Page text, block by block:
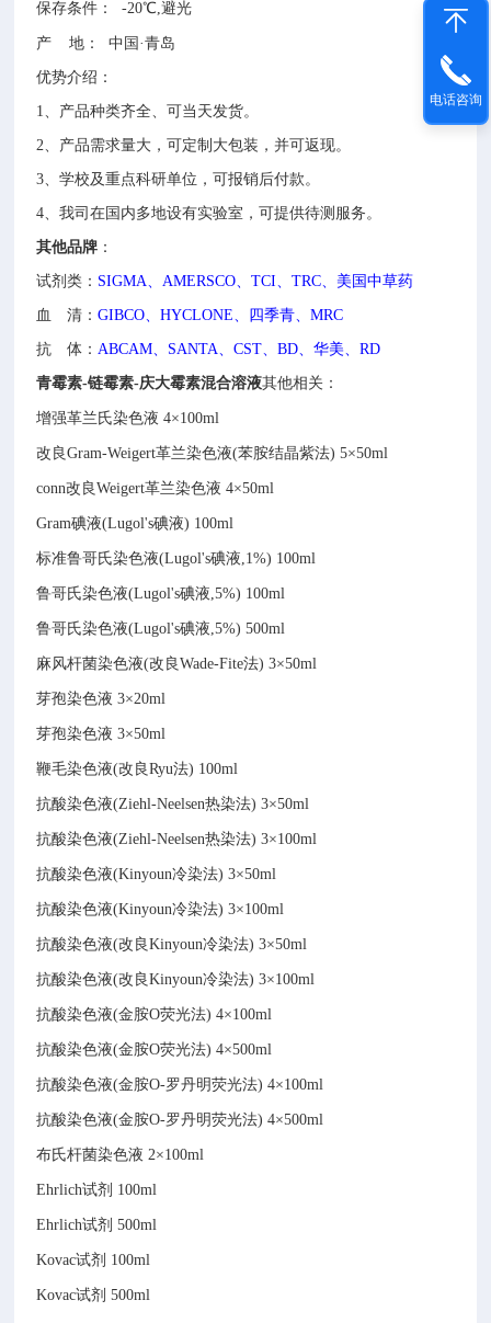
保存条件： -20℃,避光
产 地： 中国 ·青岛
优势介绍：
1、 产品种类齐全、可当天发货。
2、 产品需求量大，可定制大包装，并可返现。
3、学校及重点科研单位，可报销后付款。
4、我司在国内多地设有实验室，可提供待测服务。
其他品牌 ：
试剂类： SIGMA、AMERSCO、TCI、TRC、美国中草药
血 清：GIBCO、HYCLONE、四季青、MRC
抗 体：ABCAM、SANTA、CST、BD、华美、RD
青霉素-链霉素-庆大霉素混合溶液其他相关：
增强革兰氏染色液 4×100ml
改良Gram-Weigert革兰染色液(苯胺结晶紫法) 5×50ml
conn改良Weigert革兰染色液 4×50ml
Gram碘液(Lugol's碘液) 100ml
标准鲁哥氏染色液(Lugol's碘液,1%) 100ml
鲁哥氏染色液(Lugol's碘液,5%) 100ml
鲁哥氏染色液(Lugol's碘液,5%) 500ml
麻风杆菌染色液(改良Wade-Fite法) 3×50ml
芽孢染色液 3×20ml
芽孢染色液 3×50ml
鞭毛染色液(改良Ryu法) 100ml
抗酸染色液(Ziehl-Neelsen热染法) 3×50ml
抗酸染色液(Ziehl-Neelsen热染法) 3×100ml
抗酸染色液(Kinyoun冷染法) 3×50ml
抗酸染色液(Kinyoun冷染法) 3×100ml
抗酸染色液(改良Kinyoun冷染法) 3×50ml
抗酸染色液(改良Kinyoun冷染法) 3×100ml
抗酸染色液(金胺O荧光法) 4×100ml
抗酸染色液(金胺O荧光法) 4×500ml
抗酸染色液(金胺O-罗丹明荧光法) 4×100ml
抗酸染色液(金胺O-罗丹明荧光法) 4×500ml
布氏杆菌染色液 2×100ml
Ehrlich试剂 100ml
Ehrlich试剂 500ml
Kovac试剂 100ml
Kovac试剂 500ml
电话咨询